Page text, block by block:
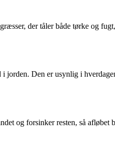
der tåler både tørke og
jorden. Den er usynlig i
og forsinker resten, så afløbet